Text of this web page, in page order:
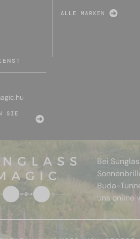
ALLE MARKEN
SIE
Bei
Buda-
uns online